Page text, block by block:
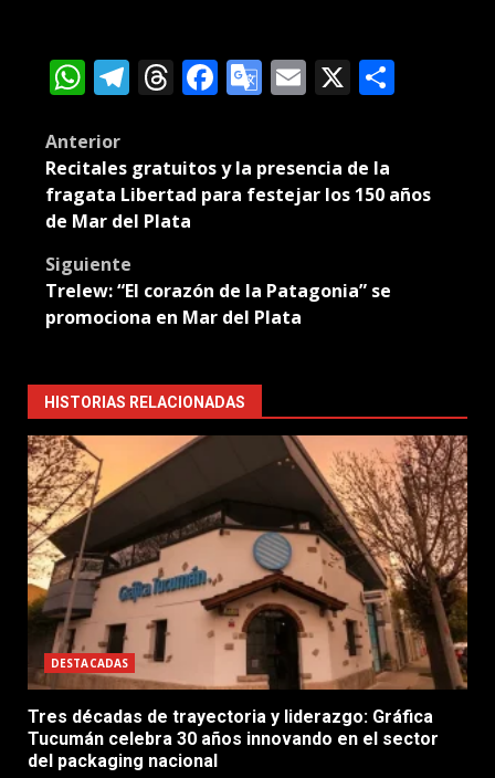
WhatsApp
Telegram
Threads
Facebook
Google
Email
X
Post
navigation
Anterior
Recitales gratuitos y la presencia de la
fragata Libertad para festejar los 150 años
de Mar del Plata
Siguiente
Trelew: “El corazón de la Patagonia” se
promociona en Mar del Plata
HISTORIAS RELACIONADAS
DESTACADAS
Tres décadas de trayectoria y liderazgo: Gráfica
Tucumán celebra 30 años innovando en el sector
del packaging nacional